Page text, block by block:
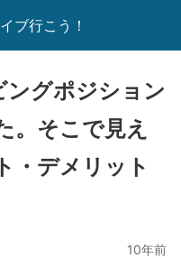
ブ行こう！
グポジション
。そこで見え
・デメリット
10年前